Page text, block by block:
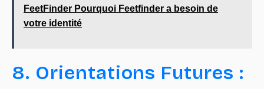
FeetFinder Pourquoi Feetfinder a besoin de
votre identité
8. Orientations Futures :